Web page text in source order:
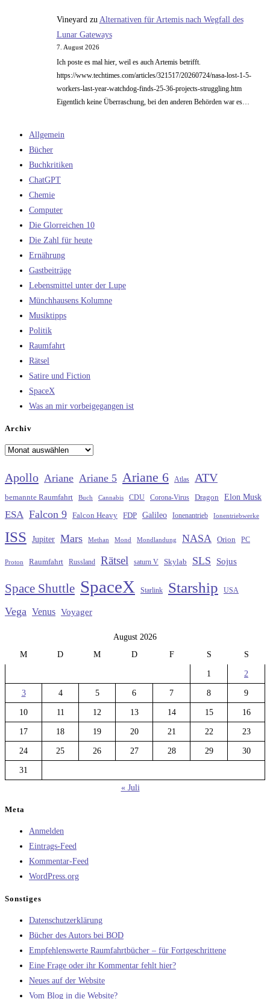
Vineyard zu Alternativen für Artemis nach Wegfall des
Lunar Gateways
7. August 2026
Ich poste es mal hier, weil es auch Artemis betrifft.
https://www.techtimes.com/articles/321517/20260724/nasa-lost-1-5-
workers-last-year-watchdog-finds-25-36-projects-struggling.htm
Eigentlich keine Überraschung, bei den anderen Behörden war es…
Allgemein
Bücher
Buchkritiken
ChatGPT
Chemie
Computer
Die Glorreichen 10
Die Zahl für heute
Ernährung
Gastbeiträge
Lebensmittel unter der Lupe
Münchhausens Kolumne
Musiktipps
Politik
Raumfahrt
Rätsel
Satire und Fiction
SpaceX
Was an mir vorbeigegangen ist
Archiv
Archiv
Apollo Ariane Ariane 5 Ariane 6 Atlas ATV
bemannte Raumfahrt Buch Cannabis CDU Corona-Virus Dragon Elon Musk
ESA Falcon 9 Falcon Heavy FDP Galileo Ionenantrieb Ionentriebwerke
ISS Jupiter Mars Methan Mond Mondlandung NASA Orion PC
Proton Raumfahrt Russland Rätsel saturn V Skylab SLS Sojus
Space Shuttle SpaceX Starlink Starship USA
Vega Venus Voyager
August 2026
M
D M D F S S
1 2
3 4 5 6 7 8 9
10 11 12 13 14 15 16
17 18 19 20 21 22 23
24 25 26 27 28 29 30
31
« Juli
Meta
Anmelden
Eintrags-Feed
Kommentar-Feed
WordPress.org
Sonstiges
Datenschutzerklärung
Bücher des Autors bei BOD
Empfehlenswerte Raumfahrtbücher – für Fortgeschrittene
Eine Frage oder ihr Kommentar fehlt hier?
Neues auf der Website
Vom Blog in die Website?